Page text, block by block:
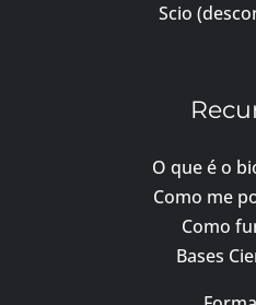
Scio
O que é o
Como me
Como
Bases